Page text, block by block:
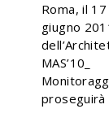
Roma, il 17
giugno
MAS’10_
proseguirà